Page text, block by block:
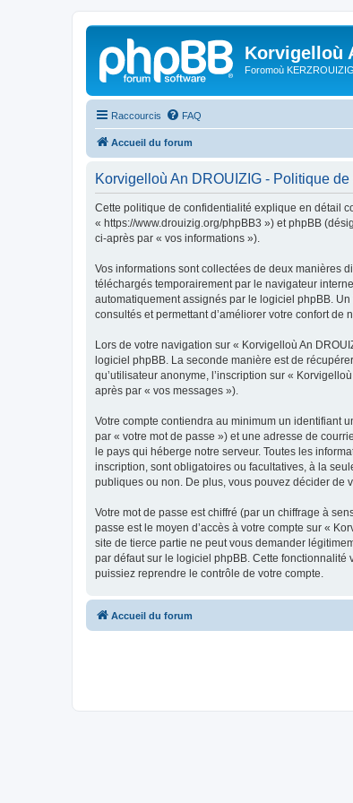
Korvigelloù
Foromoù KERZROUIZIG
Raccourcis FAQ
Accueil du forum
Korvigelloù An DROUIZIG - Politique
Cette politique de confidentialité explique en détail
« https://www.drouizig.org/phpBB3 ») et phpBB
ci-après par « vos informations »).
Vos informations sont collectées de deux manières
téléchargés temporairement par le navigateur
automatiquement assignés par le logiciel phpBB.
consultés et permettant d’améliorer votre confort de
Lors de votre navigation sur « Korvigelloù An
logiciel phpBB. La seconde manière est de
qu’utilisateur anonyme, l’inscription sur «
après par « vos messages »).
Votre compte contiendra au minimum un identifiant
par « votre mot de passe ») et une adresse de
le pays qui héberge notre serveur. Toutes les
inscription, sont obligatoires ou facultatives, à la
publiques ou non. De plus, vous pouvez décider de
Votre mot de passe est chiffré (par un chiffrage à
passe est le moyen d’accès à votre compte sur «
site de tierce partie ne peut vous demander
par défaut sur le logiciel phpBB. Cette
puissiez reprendre le contrôle de votre compte.
Accueil du forum